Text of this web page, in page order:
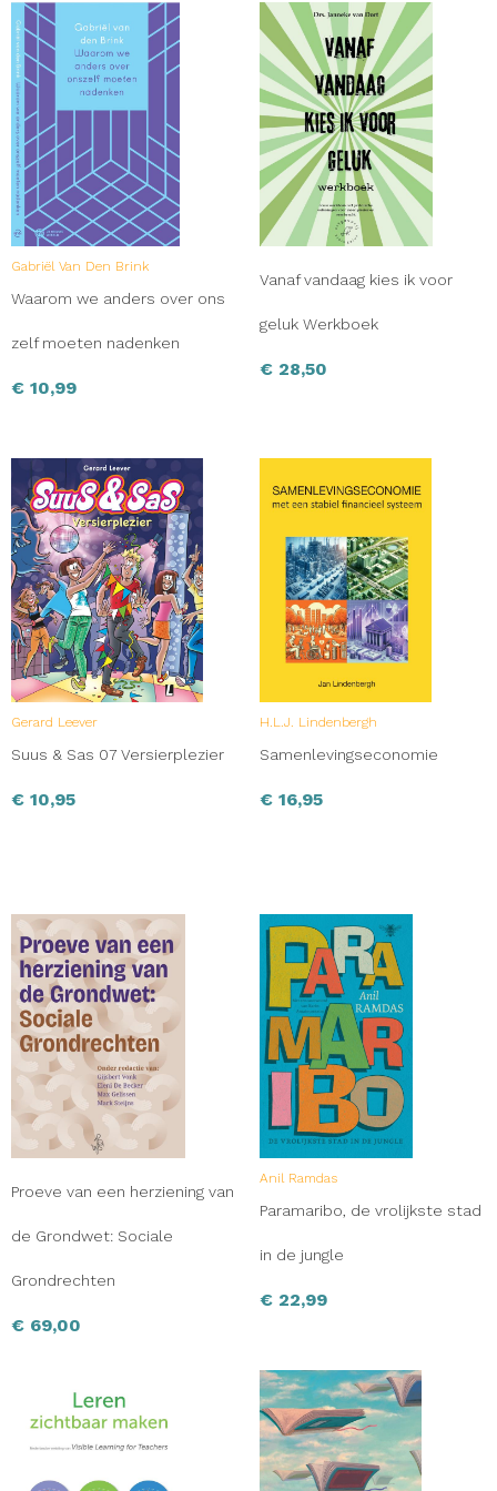
en volmaaktheid leidt tot een onmenselijke wereld.
Gabriël Van Den Brink
Waarom we anders over ons
zelf moeten nadenken
€ 10,99
Vanaf vandaag kies ik voor
geluk Werkboek
€ 28,50
Gerard Leever
Suus & Sas 07 Versierplezier
€ 10,95
H.L.J. Lindenbergh
Samenlevingseconomie
€ 16,95
Proeve van een herziening van
de Grondwet: Sociale
Grondrechten
€ 69,00
Anil Ramdas
Paramaribo, de vrolijkste stad
in de jungle
€ 22,99